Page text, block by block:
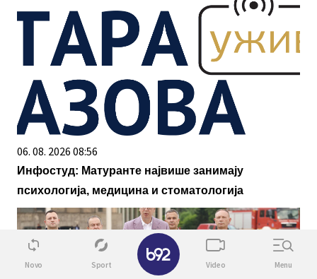
06. 08. 2026 08:56
Инфостуд: Матуранте највише занимају
психологија, медицина и стоматологија
Novo Sport Video Menu
✕